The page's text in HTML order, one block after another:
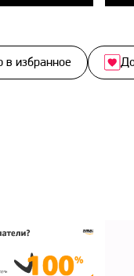
в избранное